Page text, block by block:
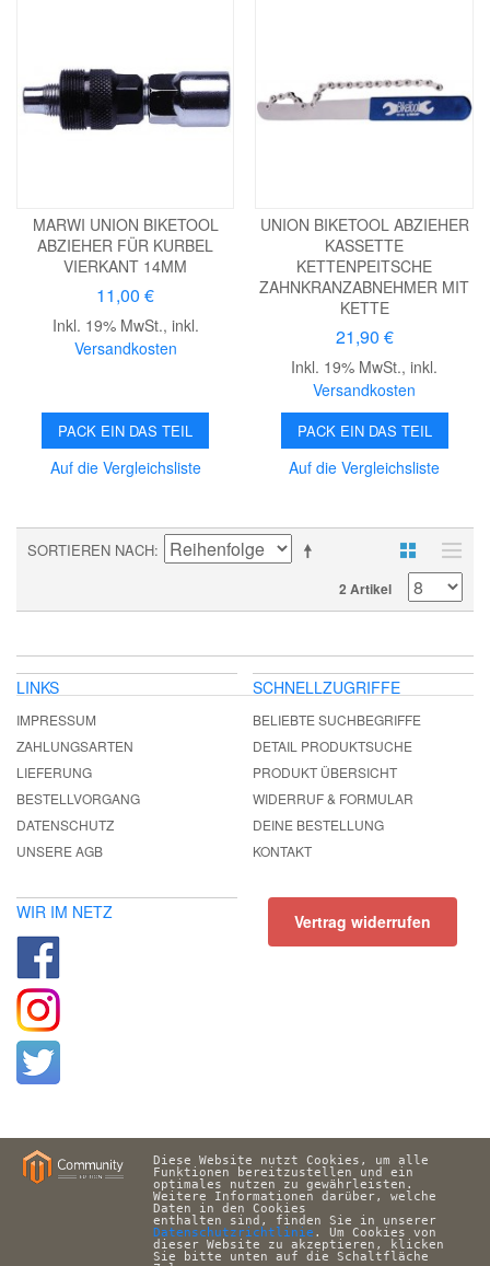
MARWI UNION BIKETOOL
ABZIEHER FÜR KURBEL
VIERKANT 14MM
11,00 €
Inkl. 19% MwSt., inkl.
Versandkosten
PACK EIN DAS TEIL
Auf die Vergleichsliste
UNION BIKETOOL ABZIEHER
KASSETTE
KETTENPEITSCHE
ZAHNKRANZABNEHMER MIT
KETTE
21,90 €
Inkl. 19% MwSt.,inkl.
Versandkosten
PACK EIN DAS TEIL
Auf die Vergleichsliste
SORTIEREN NACH
2 Artikel
LINKS
IMPRESSUM
ZAHLUNGSARTEN
LIEFERUNG
BESTELLVORGANG
DATENSCHUTZ
UNSERE AGB
SCHNELLZUGRIFFE
BELIEBTE SUCHBEGRIFFE
DETAIL PRODUKTSUCHE
PRODUKT ÜBERSICHT
WIDERRUF & FORMULAR
DEINE BESTELLUNG
KONTAKT
WIR IM NETZ Vertrag widerrufen
Diese Website nutzt Cookies, um alle
Funktionen bereitzustellen und ein
optimales nutzen zu gewährleisten.
Weitere Informationen darüber, welche
Daten in den Cookies
Datenschutzrichtlinie . Um Cookies von
dieser Website zu akzeptieren, klicken
Sie bitte unten auf die Schaltfläche